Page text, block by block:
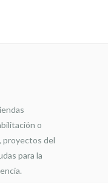
o
proyectos del
para la